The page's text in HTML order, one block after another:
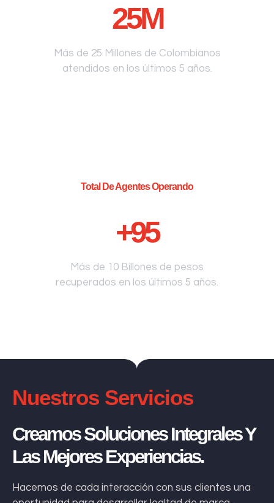
25M
Más de 25 Millones de Colombianos
atendidos en los últimos 5 años.
Total De Agentes Operando
+95
Más de 10 Billones de pesos
recuperados en los últimos 5 años.
Nuestros Servicios
Creamos Soluciones Integrales Y
Las Mejores Experiencias.
Hacemos de cada interacción con sus clientes una